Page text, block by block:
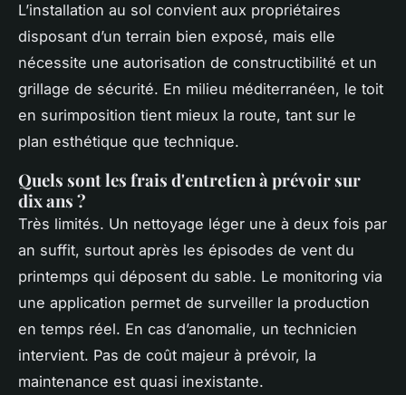
L’installation au sol convient aux propriétaires
disposant d’un terrain bien exposé, mais elle
nécessite une autorisation de constructibilité et un
grillage de sécurité. En milieu méditerranéen, le toit
en surimposition tient mieux la route, tant sur le
plan esthétique que technique.
Quels sont les frais d'entretien à prévoir sur
dix ans ?
Très limités. Un nettoyage léger une à deux fois par
an suffit, surtout après les épisodes de vent du
printemps qui déposent du sable. Le monitoring via
une application permet de surveiller la production
en temps réel. En cas d’anomalie, un technicien
intervient. Pas de coût majeur à prévoir, la
maintenance est quasi inexistante.